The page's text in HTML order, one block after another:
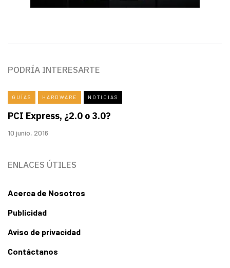
PODRÍA INTERESARTE
GUÍAS HARDWARE NOTICIAS
PCI Express, ¿2.0 o 3.0?
10 junio, 2016
ENLACES ÚTILES
Acerca de Nosotros
Publicidad
Aviso de privacidad
Contáctanos